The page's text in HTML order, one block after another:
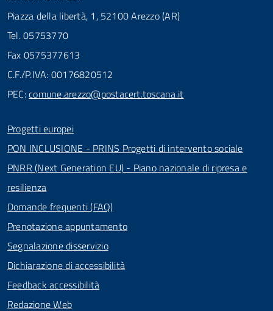
Piazza della libertà, 1, 52100 Arezzo (AR)
Tel. 05753770
Fax 0575377613
C.F./P.IVA: 00176820512
PEC:comune.arezzo@postacert.toscana.it
Progetti europei
PON INCLUSIONE - PRINS Progetti di intervento sociale
PNRR (Next Generation EU) - Piano nazionale di ripresa e
resilienza
Domande frequenti (FAQ)
Prenotazione appuntamento
Segnalazione disservizio
Dichiarazione di accessibilità
Feedback accessibilità
Redazione Web